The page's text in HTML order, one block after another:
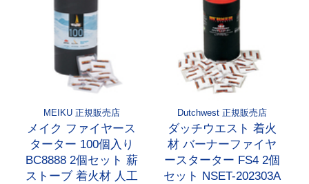
MEIKU 正規販売店
メイク ファイヤース
ターター 100個入り
BC8888 2個セット 薪
ストーブ 着火材 人工
Dutchwest 正規販売店
ダッチウエスト 着火
材 バーナーファイヤ
ースターター FS4 2個
セット NSET-202303A